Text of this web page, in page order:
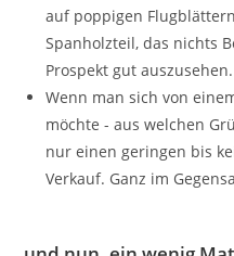
auf poppigen
Spanholzteil, das nichts
Prospekt gut auszusehen.
Wenn man sich von
möchte - aus welchen
nur einen geringen bis
Verkauf. Ganz im